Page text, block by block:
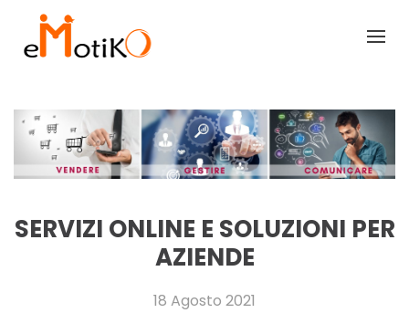
SERVIZI ONLINE E SOLUZIONI PER
AZIENDE
18 Agosto 2021